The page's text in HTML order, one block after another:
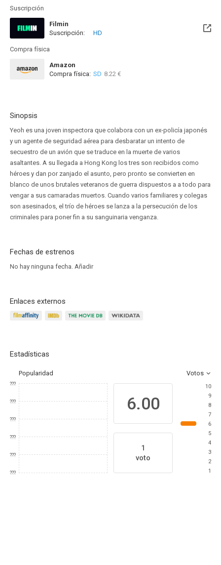
Suscripción
Filmin
Disponible hasta el Mié, 31 Dic 2031 (Quedan 5 años)
Suscripción: HD
Compra física
Amazon
Compra física: SD 8.22 €
Sinopsis
Yeoh es una joven inspectora que colabora con un ex-policía japonés
y un agente de seguridad aérea para desbaratar un intento de
secuestro de un avión que se traduce en la muerte de varios
asaltantes. A su llegada a Hong Kong los tres son recibidos como
héroes y dan por zanjado el asunto, pero pronto se convierten en
blanco de unos brutales veteranos de guerra dispuestos a a todo para
vengar a sus camaradas muertos. Cuando varios familiares y colegas
son asesinados, el trío de héroes se lanza a la persecución de los
criminales para poner fin a su sanguinaria venganza.
Fechas de estrenos
No hay ninguna fecha. Añadir
Enlaces externos
Estadísticas
Popularidad Votos
???
???
???
???
???
???
6.00
1
voto
10
9
8
7
6
5
4
3
2
1